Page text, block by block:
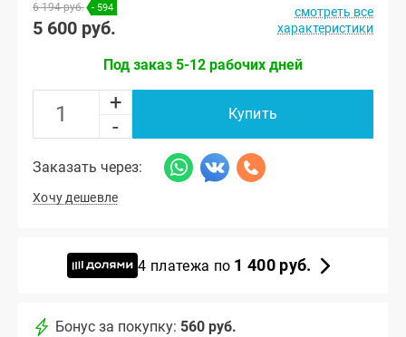
6 194 руб. - 594
5 600 руб.
смотреть все
характеристики
Под заказ 5-12 рабочих дней
+
-
Купить
Заказать через:
Хочу дешевле
4 платежа по 1 400 руб.
Бонус за покупку: 560 руб.